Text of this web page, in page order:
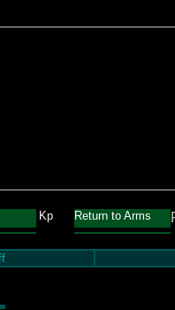
Kp Return to Arms